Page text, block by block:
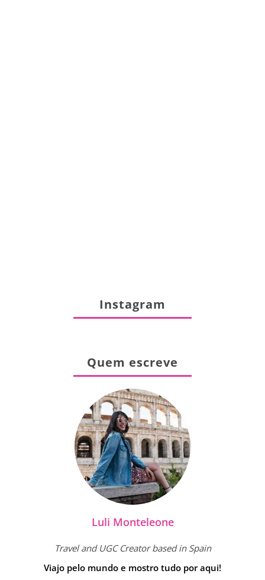
Instagram
Quem escreve
Luli Monteleone
Travel and UGC Creator based in Spain
Viajo pelo mundo e mostro tudo por aqui!